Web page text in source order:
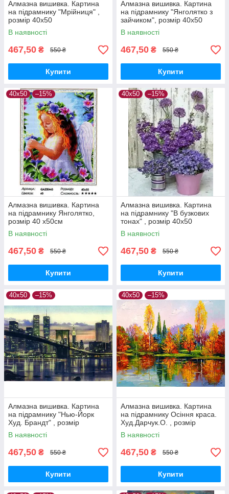
Алмазна вишивка. Картина
на підрамнику "Мрійниця" ,
розмір 40х50
В наявності
467,50 ₴ 550 ₴
Купити
Алмазна вишивка. Картина
на підрамнику "Янголятко з
зайчиком", розмір 40х50
В наявності
467,50 ₴ 550 ₴
Купити
40х50 –15%
Алмазна вишивка. Картина
на підрамнику Янголятко,
розмір 40 x50см
В наявності
467,50 ₴ 550 ₴
Купити
40х50 –15%
Алмазна вишивка. Картина
на підрамнику "В бузкових
тонах" , розмір 40х50
В наявності
467,50 ₴ 550 ₴
Купити
40х50 –15%
Алмазна вишивка. Картина
на підрамнику "Нью-Йорк
Худ. Брандт" , розмір
40х50см
В наявності
467,50 ₴ 550 ₴
Купити
40х50 –15%
Алмазна вишивка. Картина
на підрамнику Осіння краса.
Худ.Дарчук.О. , розмір
40х50см
В наявності
467,50 ₴ 550 ₴
Купити